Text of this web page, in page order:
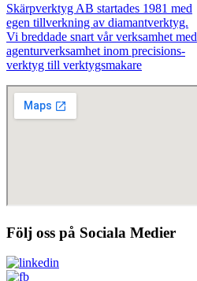
Skärpverktyg AB startades 1981 med
egen tillverkning av diamantverktyg.
Vi breddade snart vår verksamhet med
agenturverksamhet inom precisions-
verktyg till verktygsmakare
Följ oss på Sociala Medier